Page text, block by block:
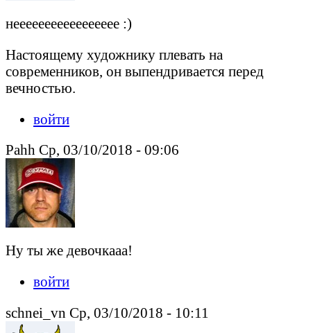
неееееееееееееееее :)
Настоящему художнику плевать на
современников, он выпендривается перед
вечностью.
войти
Pahh Ср, 03/10/2018 - 09:06
Ну ты же девочкааа!
войти
schnei_vn Ср, 03/10/2018 - 10:11